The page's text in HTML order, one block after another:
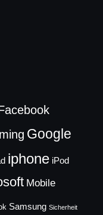
Google
iphone iPod
Mobile
Samsung Sicherheit